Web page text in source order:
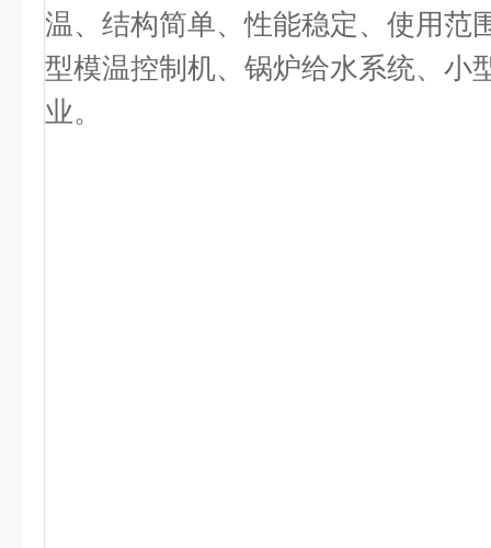
温、结构简单、性能稳定、使用范
型模温控制机、锅炉给水系统、小
业。